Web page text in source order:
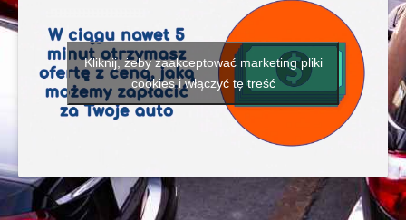
Kliknij, żeby zaakceptować marketing pliki
cookies i włączyć tę treść